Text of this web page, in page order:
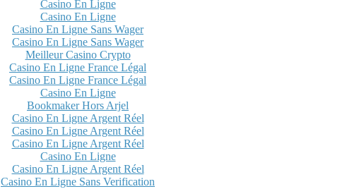
Casino En Ligne
Casino En Ligne
Casino En Ligne Sans Wager
Casino En Ligne Sans Wager
Meilleur Casino Crypto
Casino En Ligne France Légal
Casino En Ligne France Légal
Casino En Ligne
Bookmaker Hors Arjel
Casino En Ligne Argent Réel
Casino En Ligne Argent Réel
Casino En Ligne Argent Réel
Casino En Ligne
Casino En Ligne Argent Réel
Casino En Ligne Sans Verification